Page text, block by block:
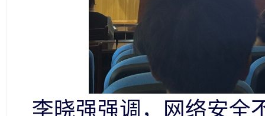
李晓强强调，网络安全